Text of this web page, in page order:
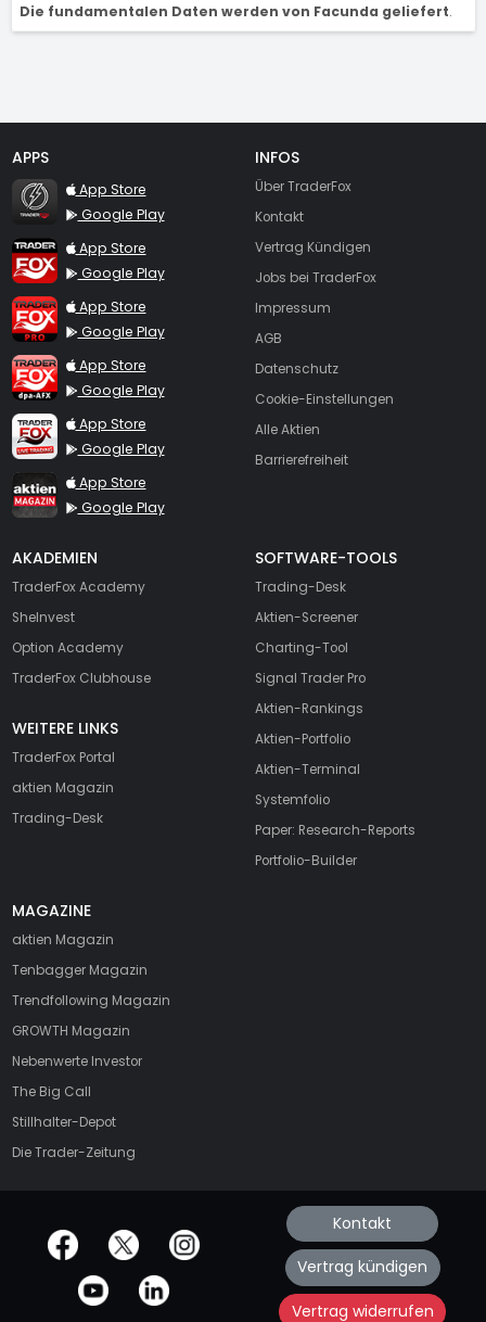
Die fundamentalen Daten werden von Facunda geliefert.
APPS
TraderFox Flash
App Store
Google Play
TraderFox App
App Store
Google Play
TraderFox Pro
App Store
Google Play
TraderFox dpa-AFX ProFeed
App Store
Google Play
TraderFox Live Trading
App Store
Google Play
TraderFox aktien Magazin
App Store
Google Play
INFOS
Über TraderFox
Kontakt
Vertrag Kündigen
Jobs bei TraderFox
Impressum
AGB
Datenschutz
Cookie-Einstellungen
Alle Aktien
Barrierefreiheit
AKADEMIEN
TraderFox Academy
SheInvest
Option Academy
TraderFox Clubhouse
WEITERE LINKS
TraderFox Portal
aktien Magazin
Trading-Desk
SOFTWARE-TOOLS
Trading-Desk
Aktien-Screener
Charting-Tool
Signal Trader Pro
Aktien-Rankings
Aktien-Portfolio
Aktien-Terminal
Systemfolio
Paper: Research-Reports
Portfolio-Builder
MAGAZINE
aktien Magazin
Tenbagger Magazin
Trendfollowing Magazin
GROWTH Magazin
Nebenwerte Investor
The Big Call
Stillhalter-Depot
Die Trader-Zeitung
offizielle Social Media-Accounts Kontakt
Vertrag kündigen
Vertrag widerrufen